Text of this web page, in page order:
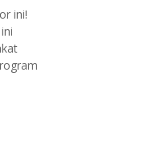
ini!